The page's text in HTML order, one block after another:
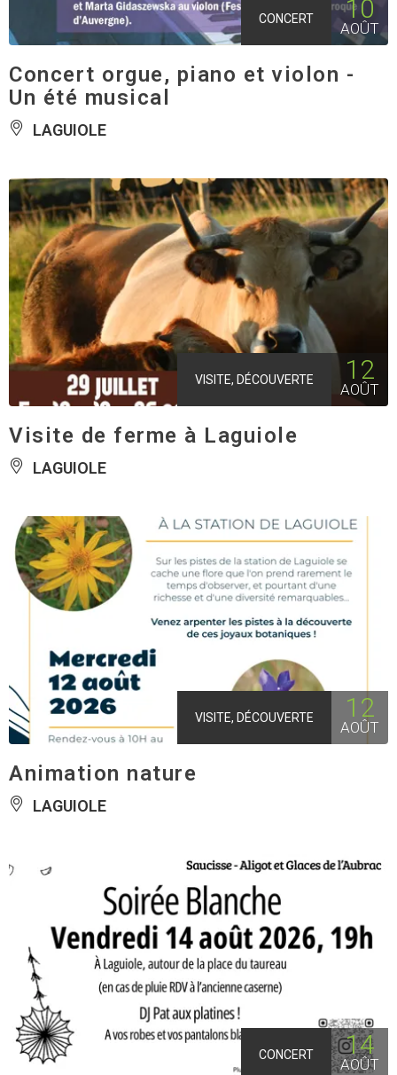
CONCERT 10
AOÛT
Concert orgue, piano et violon -
Un été musical
LAGUIOLE
VISITE, DÉCOUVERTE 12
AOÛT
Visite de ferme à Laguiole
LAGUIOLE
VISITE, DÉCOUVERTE 12
AOÛT
Animation nature
LAGUIOLE
CONCERT 14
AOÛT